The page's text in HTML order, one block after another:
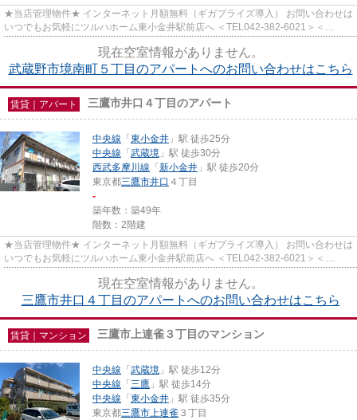
★当店管理物件★ インターネット月額無料（ギガプライズ導入） お問い合わせは
いつでもお気軽にツルハホーム東小金井駅前店へ ＜TEL042-382-6021＞＜
現在空室情報がありません。
武蔵野市境南町５丁目のアパートへのお問い合わせはこちら
賃貸｜アパート 三鷹市井口４丁目のアパート
中央線 「 東小金井 」駅 徒歩25分
中央線 「 武蔵境 」駅 徒歩30分
西武多摩川線 「 新小金井 」駅 徒歩20分
東京都三鷹市井口 ４丁目
-
築年数：築49年
階数：2階建
★当店管理物件★ インターネット月額無料（ギガプライズ導入） お問い合わせは
いつでもお気軽にツルハホーム東小金井駅前店へ ＜TEL042-382-6021＞＜
現在空室情報がありません。
三鷹市井口４丁目のアパートへのお問い合わせはこちら
賃貸｜マンション 三鷹市上連雀３丁目のマンション
中央線 「 武蔵境 」駅 徒歩12分
中央線 「 三鷹 」駅 徒歩14分
中央線 「 東小金井 」駅 徒歩35分
東京都三鷹市上連雀 ３丁目